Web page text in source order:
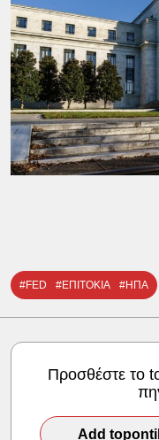
#FED #ΕΠΙΤΟΚΙΑ #ΗΠΑ
Προσθέστε το
Add